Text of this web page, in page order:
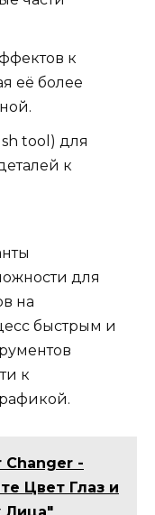
к
её более
tool) для
к
для
на
быстрым и
к
Changer -
Цвет Глаз и
Лица"